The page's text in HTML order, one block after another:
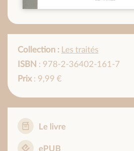
Collection : Les traités
ISBN : 978-2-36402-161-7
Prix: 9,99 €
Le livre
ePUB